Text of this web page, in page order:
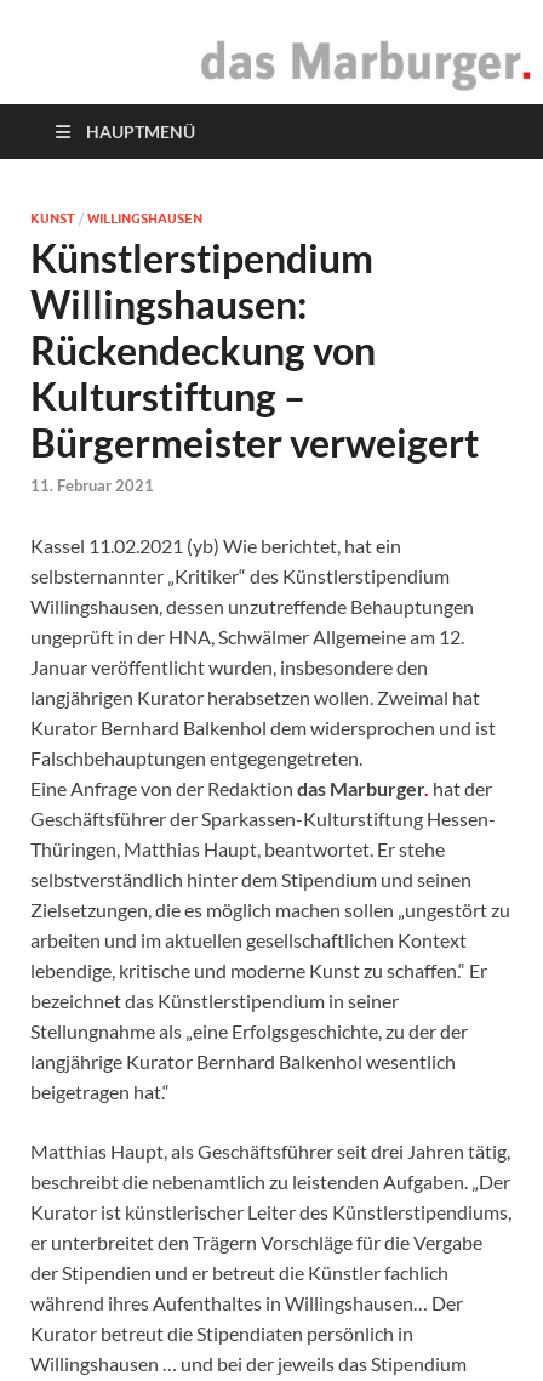
das Marburger.
HAUPTMENÜ
KUNST / WILLINGSHAUSEN
Künstlerstipendium
Willingshausen:
Rückendeckung von
Kulturstiftung –
Bürgermeister verweigert
11. Februar 2021
Kassel 11.02.2021 (yb) Wie berichtet, hat ein
selbsternannter „Kritiker“ des Künstlerstipendium
Willingshausen, dessen unzutreffende Behauptungen
ungeprüft in der HNA, Schwälmer Allgemeine am 12.
Januar veröffentlicht wurden, insbesondere den
langjährigen Kurator herabsetzen wollen. Zweimal hat
Kurator Bernhard Balkenhol dem widersprochen und ist
Falschbehauptungen entgegengetreten.
Eine Anfrage von der Redaktion das Marburger. hat der
Geschäftsführer der Sparkassen-Kulturstiftung Hessen-
Thüringen, Matthias Haupt, beantwortet. Er stehe
selbstverständlich hinter dem Stipendium und seinen
Zielsetzungen, die es möglich machen sollen „ungestört zu
arbeiten und im aktuellen gesellschaftlichen Kontext
lebendige, kritische und moderne Kunst zu schaffen.“ Er
bezeichnet das Künstlerstipendium in seiner
Stellungnahme als „eine Erfolgsgeschichte, zu der der
langjährige Kurator Bernhard Balkenhol wesentlich
beigetragen hat.“
Matthias Haupt, als Geschäftsführer seit drei Jahren tätig,
beschreibt die nebenamtlich zu leistenden Aufgaben. „Der
Kurator ist künstlerischer Leiter des Künstlerstipendiums,
er unterbreitet den Trägern Vorschläge für die Vergabe
der Stipendien und er betreut die Künstler fachlich
während ihres Aufenthaltes in Willingshausen… Der
Kurator betreut die Stipendiaten persönlich in
Willingshausen … und bei der jeweils das Stipendium